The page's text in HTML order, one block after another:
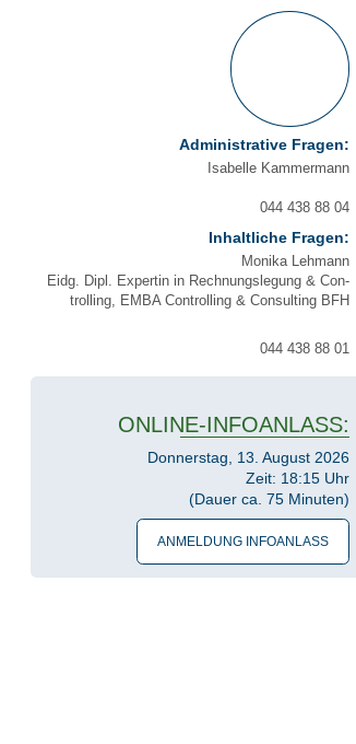
Admi­ni­stra­ti­ve Fra­gen:
Isa­bel­le Kam­mer­mann
044 438 88 04
Inhalt­li­che Fra­gen:
Moni­ka Leh­mann
Eidg. Dipl. Exper­tin in Rech­nungs­le­gung & Con­
trol­ling, EMBA Con­trol­ling & Con­sul­ting BFH
044 438 88 01
ONLINE-INFO­AN­LASS:
Donnerstag, 13. August 2026
Zeit: 18:15 Uhr
(Dau­er ca. 75 Minuten)
ANMELDUNG INFOANLASS